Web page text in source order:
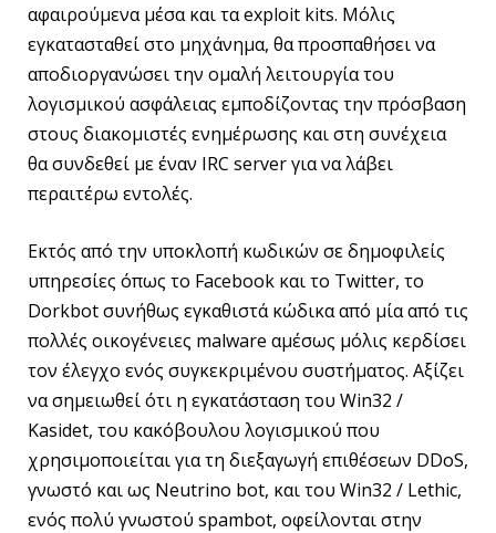
αφαιρούμενα μέσα και τα exploit kits. Μόλις
εγκατασταθεί στο μηχάνημα, θα προσπαθήσει να
αποδιοργανώσει την ομαλή λειτουργία του
λογισμικού ασφάλειας εμποδίζοντας την πρόσβαση
στους διακομιστές ενημέρωσης και στη συνέχεια
θα συνδεθεί με έναν IRC server για να λάβει
περαιτέρω εντολές.
Εκτός από την υποκλοπή κωδικών σε δημοφιλείς
υπηρεσίες όπως το Facebook και το Twitter, το
Dorkbot συνήθως εγκαθιστά κώδικα από μία από τις
πολλές οικογένειες malware αμέσως μόλις κερδίσει
τον έλεγχο ενός συγκεκριμένου συστήματος. Αξίζει
να σημειωθεί ότι η εγκατάσταση του Win32 /
Kasidet, του κακόβουλου λογισμικού που
χρησιμοποιείται για τη διεξαγωγή επιθέσεων DDoS,
γνωστό και ως Neutrino bot, και του Win32 / Lethic,
ενός πολύ γνωστού spambot, οφείλονται στην